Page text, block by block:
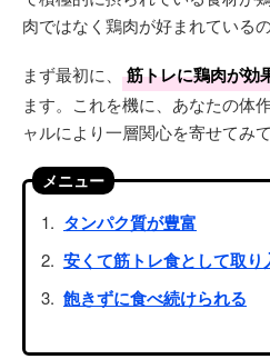
肉ではなく鶏肉が好まれている
まず最初に、 筋トレに鶏肉が効
ます。これを機に、あなたの体
ャルにより一層関心を寄せてみ
メニュー
タンパク質が豊富
安くて筋トレ食として取り
飽きずに食べ続けられる